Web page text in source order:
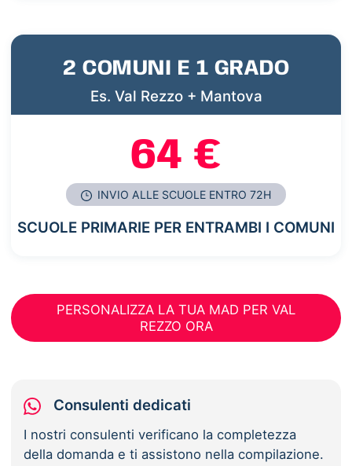
2 COMUNI E 1 GRADO
Es. Val Rezzo + Mantova
64 €
INVIO ALLE SCUOLE ENTRO 72H
SCUOLE PRIMARIE PER ENTRAMBI I COMUNI
PERSONALIZZA LA TUA MAD PER VAL
REZZO ORA
Consulenti dedicati
I nostri consulenti verificano la completezza
della domanda e ti assistono nella compilazione.